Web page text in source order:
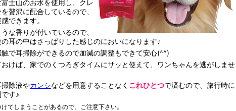
士山のお水を使用し、クレ
贅沢に配合しているので、
できます。
な香りが付いているので、
耳の中はさっぱりした感じのにおいになります♪
触で耳掃除ができるので加減の調整もできて安心(^^)
けば、家でのくつろぎタイムにサッと使えて、ワンちゃんを逃がしませ
掃除液やカンシなどを用意することなく これひとつで済むので、旅行時に
す♪
てしまうことがあるので、ご注意下さい。